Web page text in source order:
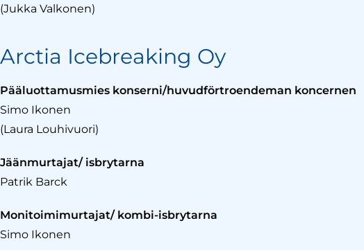
(Jukka Valkonen)
Arctia Icebreaking Oy
Pääluottamusmies konserni/huvudförtroendeman koncernen
Simo Ikonen
(Laura Louhivuori)
Jäänmurtajat/ isbrytarna
Patrik Barck
Monitoimimurtajat/ kombi-isbrytarna
Simo Ikonen